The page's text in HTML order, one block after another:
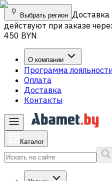
Выбрать регион Доставка
действуют при заказе
450 BYN
О компании
Программа
Оплата
Доставка
Контакты
Каталог